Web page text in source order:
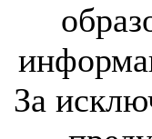
За